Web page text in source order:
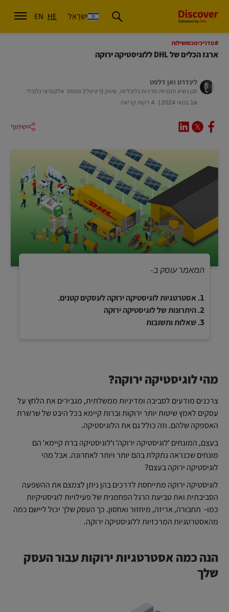
יִשְׂרָאֵל EN HE
#מדריכימכסושילוח
ארגז הכלים של DHL ללוגיסטיקה ירוקה
לינדרט ואן דלפט
סגן נשיא תוכניות מכירות גלובליות, שיווק (דיגיטלי) ומסחר אלקטרוני גלובלי.
16 במאי 2024
4 דקות קריאה
שיתוף
המאמר עוסק ב-
אסטרטגיות לוגיסטיקה ירוקה לעסקים קטנים.
היתרונות של לוגיסטיקה ירוקה
שאלות ותשובות
מהי לוגיסטיקה ירוקה?
צרכנים מודעים לסביבה ומדיניות ממשלתית, מגבירים את הלחץ על
עסקים לאמץ שיטות יותר ירוקות וברות קיימא בכל היבט של שרשרת
האספקה שלהם. וזה כולל גם את הלוגיסטיקה.
בעצם, המונחים 'לוגיסטיקה ירוקה' ו'לוגיסטיקה ברת קיימא' הם
מונחים שכנראה נתקלת בהם יותר ויותר לאחרונה. אבל מהי
לוגיסטיקה ירוקה בעצם?
לוגיסטיקה ירוקה מתייחסת לדרכים בהן ניתן לצמצם את ההשפעה
הסביבתית ואת טביעת הרגל הפחמנית של פעילויות לוגיסטיקיות
כמו- תחבורה, אריזה, מיחזור ואחסון. כך העסק שלך יכול ליישם כמה
מהאסטרטגיות המרכזיות ללוגיסטיקה ירוקה.
הנה כמה אסטרטגיות ירוקות עבור העסק
שלך